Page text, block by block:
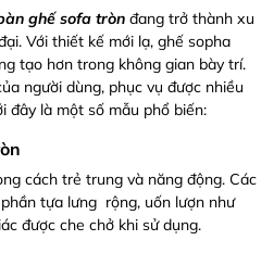
ghế sofa tròn đang trở thành xu
Với thiết kế mới lạ, ghế sopha
tạo hơn trong không gian bày trí.
người dùng, phục vụ được nhiều
đây là một số mẫu phổ biến:
cách trẻ trung và năng động. Các
tựa lưng rộng, uốn lượn như
được che chở khi sử dụng.